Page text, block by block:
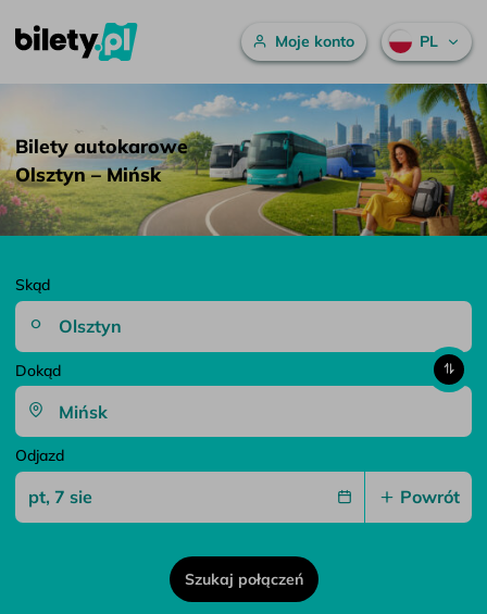
Przejdź do treści
Bilety autokarowe Olsztyn – Mińsk – bilety.pl
Menu główne
Moje konto PL
Bilety autokarowe
Olsztyn – Mińsk
Skąd
Dokąd
Odjazd
Powrót
Szukaj połączeń